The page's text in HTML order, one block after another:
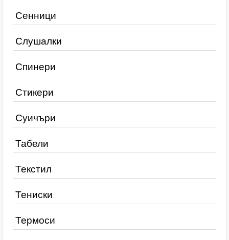
Сенници
Слушалки
Спинери
Стикери
Суичъри
Табели
Текстил
Тениски
Термоси